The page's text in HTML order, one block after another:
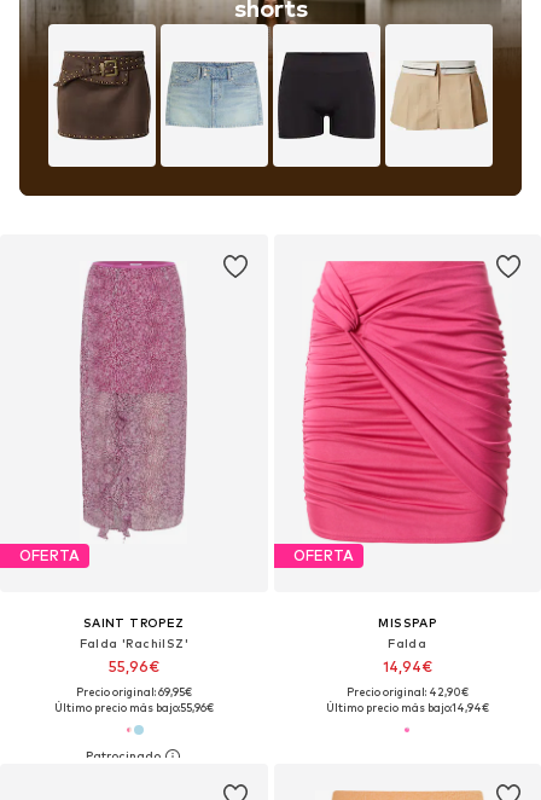
shorts
OFERTA
SAINT TROPEZ
Falda 'RachilSZ'
55,96€
Precio original: 69,95€
Último precio más bajo:55,96€
OFERTA
MISSPAP
Falda
14,94€
Precio original: 42,90€
Último precio más bajo:14,94€